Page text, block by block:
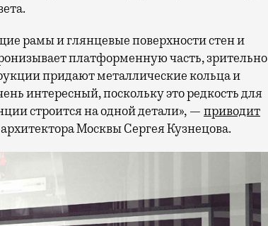
рамы и глянцевые поверхности стен и
платформенную часть, зрительно
придают металлические кольца и
интересный, поскольку это редкость для
строится на одной детали», — приводит
Москвы Сергея Кузнецова.